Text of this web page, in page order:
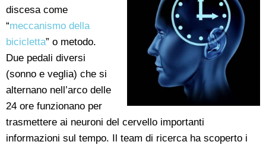
discesa come
“meccanismo della
bicicletta” o metodo.
Due pedali diversi
(sonno e veglia) che si
alternano nell’arco delle
24 ore funzionano per
trasmettere ai neuroni del cervello importanti
informazioni sul tempo. Il team di ricerca ha scoperto i